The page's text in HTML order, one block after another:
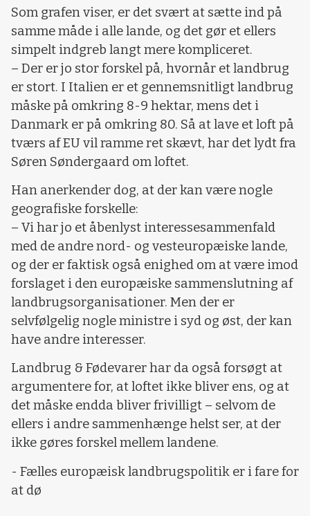
Som grafen viser, er det svært at sætte ind på
samme måde i alle lande, og det gør et ellers
simpelt indgreb langt mere kompliceret.
– Der er jo stor forskel på, hvornår et landbrug
er stort. I Italien er et gennemsnitligt landbrug
måske på omkring 8-9 hektar, mens det i
Danmark er på omkring 80. Så at lave et loft på
tværs af EU vil ramme ret skævt, har det lydt fra
Søren Søndergaard om loftet.
Han anerkender dog, at der kan være nogle
geografiske forskelle:
– Vi har jo et åbenlyst interessesammenfald
med de andre nord- og vesteuropæiske lande,
og der er faktisk også enighed om at være imod
forslaget i den europæiske sammenslutning af
landbrugsorganisationer. Men der er
selvfølgelig nogle ministre i syd og øst, der kan
have andre interesser.
Landbrug & Fødevarer har da også forsøgt at
argumentere for, at loftet ikke bliver ens, og at
det måske endda bliver frivilligt – selvom de
ellers i andre sammenhænge helst ser, at der
ikke gøres forskel mellem landene.
- Fælles europæisk landbrugspolitik er i fare for
at dø